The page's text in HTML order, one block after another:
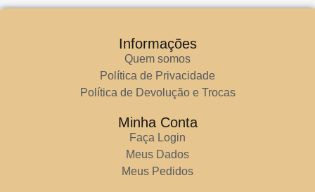
Informações
Quem somos
Política de Privacidade
Política de Devolução e Trocas
Minha Conta
Faça Login
Meus Dados
Meus Pedidos